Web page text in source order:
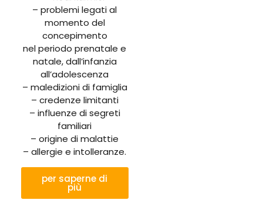
– problemi legati al
momento del
concepimento
nel periodo prenatale e
natale, dall’infanzia
all’adolescenza
– maledizioni di famiglia
– credenze limitanti
– influenze di segreti
familiari
– origine di malattie
– allergie e intolleranze.
per saperne di
più